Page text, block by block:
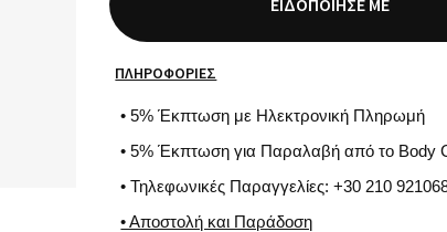
ΕΙΔΟΠΟΊΗΣΈ ΜΕ
ΠΛΗΡΟΦΟΡΊΕΣ
• 5% Έκπτωση με Ηλεκτρονική Πληρωμή
• 5% Έκπτωση για Παραλαβή από το Body
• Τηλεφωνικές Παραγγελίες: +30 210
• Αποστολή και Παράδοση